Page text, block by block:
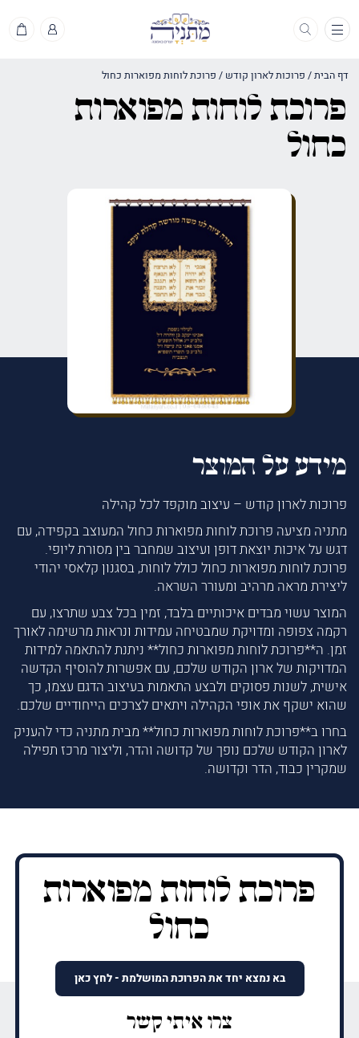
תפריט
דף הבית/ פרוכות לארון קודש / פרוכת לוחות מפוארות כחול
פרוכת לוחות מפוארות
כחול
מידע על המוצר
פרוכות לארון קודש – עיצוב מוקפד לכל קהילה
מתניה מציעה פרוכת לוחות מפוארות כחול המעוצב בקפידה, עם
דגש על איכות יוצאת דופן ועיצוב שמחבר בין מסורת ליופי.
פרוכת לוחות מפוארות כחול כולל לוחות, בסגנון קלאסי יהודי
ליצירת מראה מרהיב ומעורר השראה.
המוצר עשוי מבדים איכותיים בלבד, זמין בכל צבע שתרצו, עם
רקמה צפופה ומדויקת שמבטיחה עמידות ונראות מרשימה לאורך
זמן. ה**פרוכת לוחות מפוארות כחול** ניתנת להתאמה למידות
המדויקות של ארון הקודש שלכם, עם אפשרות להוסיף הקדשה
אישית, לשנות פסוקים ולבצע התאמות בעיצוב הדגם עצמו, כך
שהוא ישקף את אופי הקהילה ויתאים לצרכים הייחודיים שלכם.
בחרו ב**פרוכת לוחות מפוארות כחול** מבית מתניה כדי להעניק
לארון הקודש שלכם נופך של קדושה והדר, וליצור מרכז תפילה
שמקרין כבוד, הדר וקדושה.
פרוכת לוחות מפוארות
כחול
בא נמצא יחד את הפרוכת המושלמת - לחץ כאן
צרו איתי קשר